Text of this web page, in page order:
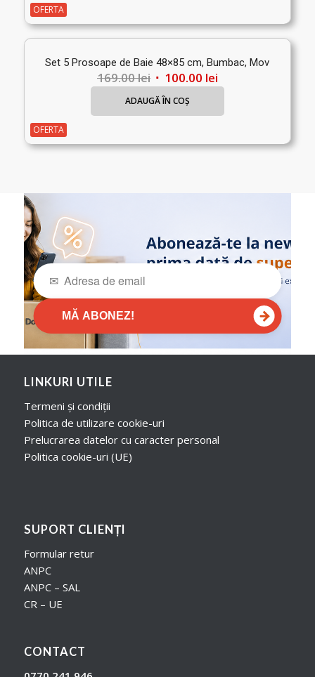
199.00 lei.
OFERTA
Set 5 Prosoape de Baie 48×85 cm, Bumbac, Mov
169.00lei Prețul
inițial
169.00 lei.
100.00 leiPrețul
curent
este:
ADAUGĂ ÎN COȘ
OFERTA
MĂ ABONEZ! →
LINKURI UTILE
Termeni și condiții
Politica de utilizare cookie-uri
Prelucrarea datelor cu caracter personal
Politica cookie-uri (UE)
SUPORT CLIENȚI
Formular retur
ANPC
ANPC – SAL
CR – UE
CONTACT